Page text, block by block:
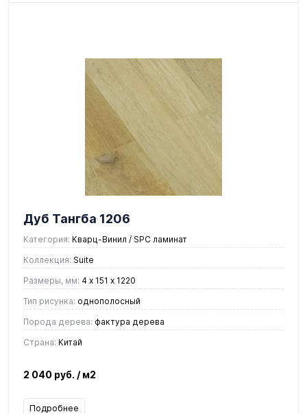
Дуб Тангба 1206
Категория: Кварц-Винил / SPC ламинат
Коллекция: Suite
Размеры, мм: 4 х 151 х 1220
Тип рисунка: однополосный
Порода дерева: фактура дерева
Страна: Китай
2 040 руб. / м2
Подробнее